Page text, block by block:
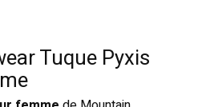
Tuque Pyxis